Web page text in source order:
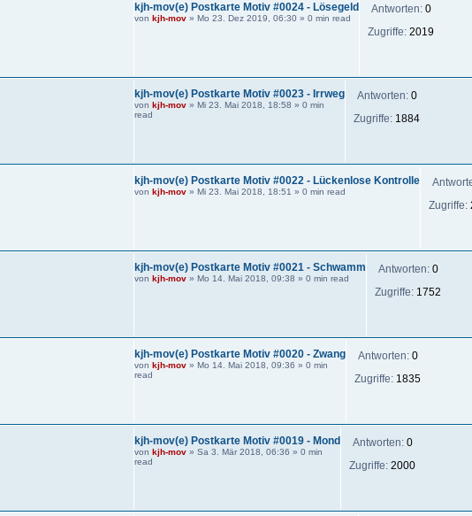
kjh-mov(e) Postkarte Motiv #0024 - Lösegeld
von kjh-mov» Mo 23. Dez 2019, 06:30» 0 min read
Antworten: 0
Zugriffe: 2019
kjh-mov(e) Postkarte Motiv #0023 - Irrweg
von kjh-mov» Mi 23. Mai 2018, 18:58 » 0 min
read
Antworten: 0
Zugriffe: 1884
kjh-mov(e) Postkarte Motiv #0022 - Lückenlose Kontrolle
von kjh-mov» Mi 23. Mai 2018, 18:51 » 0 min read
Zugriffe:
kjh-mov(e) Postkarte Motiv #0021 - Schwamm
von kjh-mov» Mo 14. Mai 2018, 09:38 » 0 min read
Antworten: 0
Zugriffe: 1752
kjh-mov(e) Postkarte Motiv #0020 - Zwang
von kjh-mov» Mo 14. Mai 2018, 09:36 » 0 min
read
Antworten: 0
Zugriffe: 1835
kjh-mov(e) Postkarte Motiv #0019 - Mond
von kjh-mov» Sa 3. Mär 2018, 06:36 » 0 min
read
Antworten: 0
Zugriffe: 2000